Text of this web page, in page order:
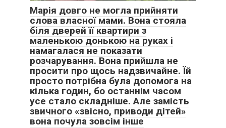
Марія довго не могла прийняти
слова власної мами. Вона стояла
біля дверей її квартири з
маленькою донькою на руках і
намагалася не показати
розчарування. Вона прийшла не
просити про щось надзвичайне. Їй
просто потрібна була допомога на
кілька годин, бо останнім часом
усе стало складніше. Але замість
звичного «звісно, приводи дітей»
вона почула зовсім інше